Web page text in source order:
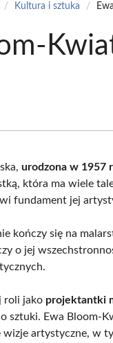
/ Kultura i sztuka /
urodzona w 1957
która ma wiele
fundament jej
kończy się na
o jej
roli jako projektantki
sztuki. Ewa Bloom-
wizje artystyczne, w